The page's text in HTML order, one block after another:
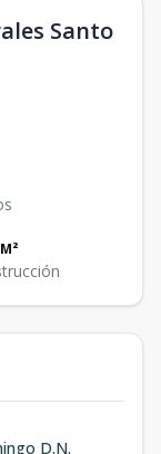
Santo
M²
D.N.